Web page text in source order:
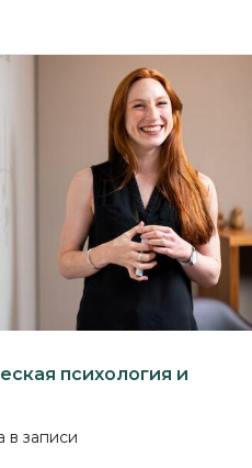
психология и
в записи